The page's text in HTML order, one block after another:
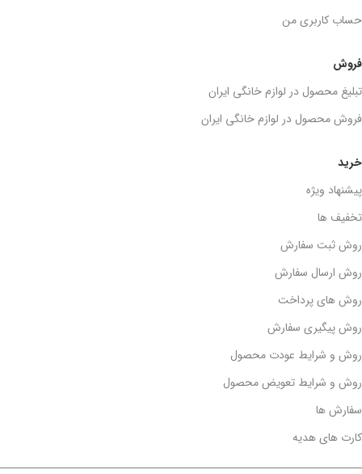
خرید
پیشنهاد ویژه
تخفیف ها
روش ثبت سفارش
روش ارسال سفارش
روش های پرداخت
روش پیگیری سفارش
روش و شرایط عودت محصول
روش و شرایط تعویض محصول
سفارش ها
کارت های هدیه
فروش
تبلیغ محصول در لوازم خانگی ایران
فروش محصول در لوازم خانگی ایران
حساب کاربری من